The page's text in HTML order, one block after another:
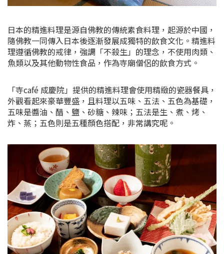
日本的精進料理是源自佛教的傳統素食料理，起源於中國，
隨佛教一同傳入日本後逐漸發展成獨特的飲食文化。精進料
理遵循佛教的戒律，強調「不殺生」的理念，不使用肉類、
魚類以及其他動物性食品，作為寺廟僧侶的飲食方式。
「寺café 成慶院」提供的精進料理會使用精緻的瓷器餐具，
外觀看起來豪華豐盛，且料理以五味、五法、五色為基礎，
五味是醬油、醋、鹽、砂糖、辣味；五法是生、煮、烤、
炸、蒸；五色則是五種顏色搭配，非常講究呢。